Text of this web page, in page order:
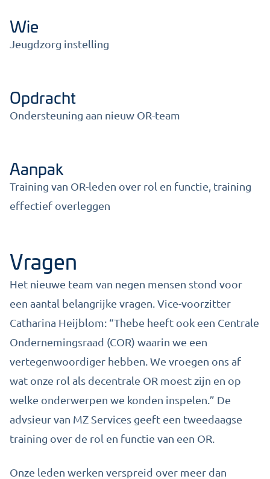
Wie
Jeugdzorg instelling
Opdracht
Ondersteuning aan nieuw OR-team
Aanpak
Training van OR-leden over rol en functie, training
effectief overleggen
Vragen
Het nieuwe team van negen mensen stond voor
een aantal belangrijke vragen. Vice-voorzitter
Catharina Heijblom: “Thebe heeft ook een Centrale
Ondernemingsraad (COR) waarin we een
vertegenwoordiger hebben. We vroegen ons af
wat onze rol als decentrale OR moest zijn en op
welke onderwerpen we konden inspelen.” De
advsieur van MZ Services geeft een tweedaagse
training over de rol en functie van een OR.
Onze leden werken verspreid over meer dan